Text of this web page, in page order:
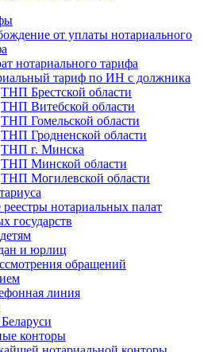
от уплаты нотариального
нотариального тарифа
тариф по ИН с должника
ТНП Брестской области
ТНП Витебской области
ТНП Гомельской области
ТНП Гродненской области
ТНП г. Минска
ТНП Минской области
ТНП Могилевской области
нотариальных палат
государств
и юрлиц
обращений
линия
конторы